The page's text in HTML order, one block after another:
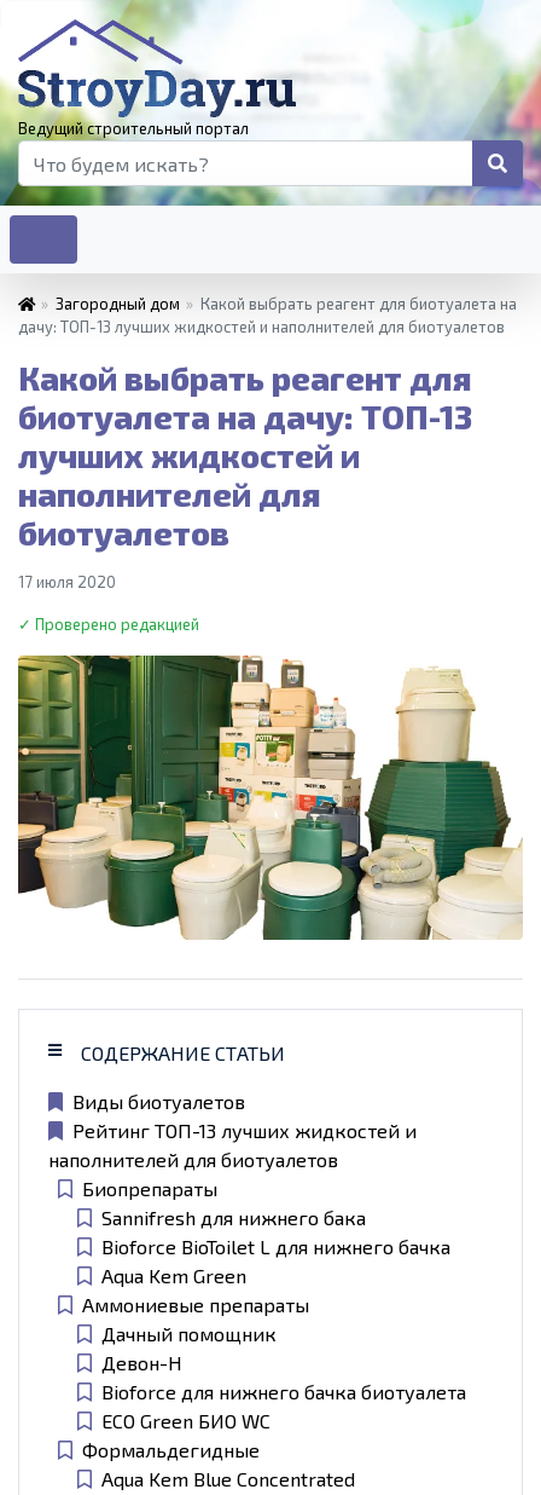
Ведущий строительный портал
» Загородный дом » Какой выбрать реагент для биотуалета на
дачу: ТОП-13 лучших жидкостей и наполнителей для биотуалетов
Какой выбрать реагент для
биотуалета на дачу: ТОП-13
лучших жидкостей и
наполнителей для
биотуалетов
17 июля 2020
✓ Проверено редакцией
СОДЕРЖАНИЕ СТАТЬИ
Виды биотуалетов
Рейтинг ТОП-13 лучших жидкостей и
наполнителей для биотуалетов
Биопрепараты
Sannifresh для нижнего бака
Bioforce BioToilet L для нижнего бачка
Aqua Kem Green
Аммониевые препараты
Дачный помощник
Девон-Н
Bioforce для нижнего бачка биотуалета
ECO Green БИО WC
Формальдегидные
Aqua Kem Blue Concentrated